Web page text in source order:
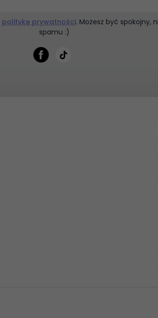
politykę prywatności. Możesz być spokojny,
spamu :)